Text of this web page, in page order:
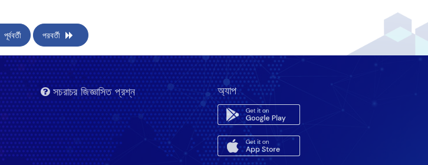
পূর্ববর্তী পরবর্তী
সচরাচর জিজ্ঞাসিত প্রশ্ন অ্যাপ